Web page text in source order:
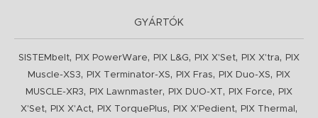
GYÁRTÓK
SISTEMbelt, PIX PowerWare, PIX L&G, PIX X'Set, PIX X'tra,
PIX
Muscle-XS3, PIX Terminator-XS, PIX Fras, PIX Duo-XS,
PIX
MUSCLE-XR3, PIX Lawnmaster, PIX DUO-XT, PIX Force,
PIX
X'Set, PIX X'Act, PIX TorquePlus, PIX X'Pedient, PIX Thermal ,